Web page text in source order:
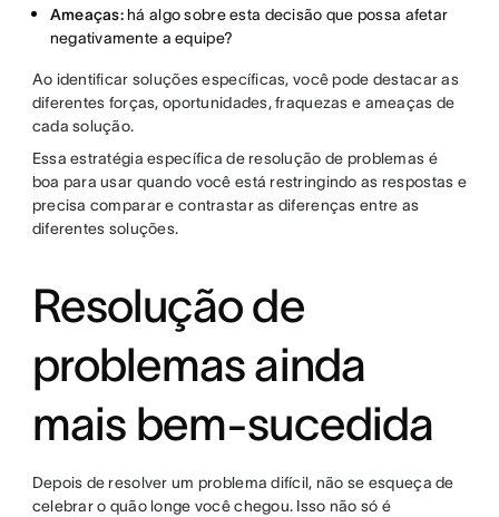
Ameaças:há algo sobre esta decisão que possa afetar
negativamente a equipe?
Ao identificar soluções específicas, você pode destacar as
diferentes forças, oportunidades, fraquezas e ameaças de
cada solução.
Essa estratégia específica de resolução de problemas é
boa para usar quando você está restringindo as respostas e
precisa comparar e contrastar as diferenças entre as
diferentes soluções.
Resolução de
problemas ainda
mais bem-sucedida
Depois de resolver um problema difícil, não se esqueça de
celebrar o quão longe você chegou. Isso não só é